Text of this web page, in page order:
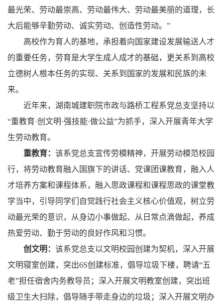
最光荣、劳动最崇高、劳动最伟大、劳动最美丽的道理，长
大后能够辛勤劳动、诚实劳动、创造性劳动。”
高校作为育人的基地，承担着向国家建设发展输送人才
的重要任务，劳育是大学生成人成才的基础，更关系到高校
立德树人根本任务的实现、关系到国家的发展和民族的未
来。
近年来，湖南城建职院市政与路桥工程系党总支坚持以
“重教育·创文明·强技能·做公益”为抓手，深入开展青年大学
生劳动教育。
重教育： 该系党总支宣传劳模精神，开展劳动模范校园
行，将劳动教育融入国旗下的讲话、党课团课教育，融入人
才培养方案和课程体系，融入思政课程和课程思政的课堂教
学当中，引导同学们自觉践行社会主义核心价值观，树立劳
动最光荣的意识，从身边小事做起、从日常点滴做起，养成
热爱劳动、勤于劳动的良好作风和习惯。
创文明： 该系党总支以文明校园创建为契机，深入开展
文明寝室创建，突出6S创建标准，倡导垃圾下楼，聘请“五
老”担任宿舍内务教导员；深入开展文明教室创建，突出班
级卫生大扫除，倡导随手带走身边的垃圾；深入开展文明办